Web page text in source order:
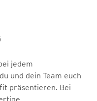
jedem
und dein Team euch
präsentieren. Bei